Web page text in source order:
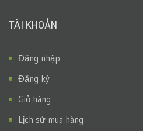
TÀI KHOẢN
Đăng nhập
Đăng ký
Giỏ hàng
Lịch sử mua hàng